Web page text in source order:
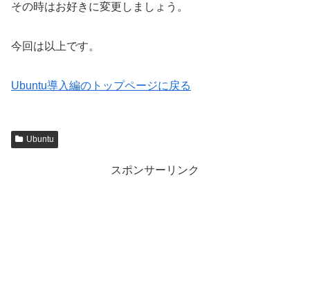
その時はお好きに変更しましょう。
今回は以上です。
Ubuntu導入編のトップページに戻る
Ubuntu
スポンサーリンク